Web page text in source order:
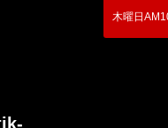
木曜日